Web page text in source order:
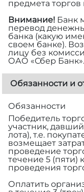
предмета
Внимание! Банк
перевод
банка (какую
своем банке).
лицу без
ОАО «Сбер Банк».
Обязанности и
Обязанности
Победитель
участник,
лота), т.е.
возмещает
проведение
течение 5 (пяти)
проведения
Оплатить